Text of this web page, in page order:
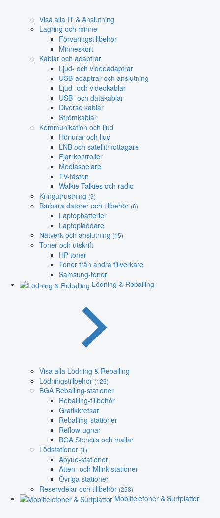
Visa alla IT & Anslutning
Lagring och minne
Förvaringstillbehör
Minneskort
Kablar och adaptrar
Ljud- och videoadaptrar
USB-adaptrar och anslutning
Ljud- och videokablar
USB- och datakablar
Diverse kablar
Strömkablar
Kommunikation och ljud
Hörlurar och ljud
LNB och satellitmottagare
Fjärrkontroller
Mediaspelare
TV-fästen
Walkie Talkies och radio
Kringutrustning (9)
Bärbara datorer och tillbehör (6)
Laptopbatterier
Laptopladdare
Nätverk och anslutning (15)
Toner och utskrift
HP-toner
Toner från andra tillverkare
Samsung-toner
Lödning & Reballing
Visa alla Lödning & Reballing
Lödningstillbehör (126)
BGA Reballing-stationer
Reballing-tillbehör
Grafikkretsar
Reballing-stationer
Reflow-ugnar
BGA Stencils och mallar
Lödstationer (1)
Aoyue-stationer
Atten- och Mlink-stationer
Övriga stationer
Reservdelar och tillbehör (258)
Mobiltelefoner & Surfplattor